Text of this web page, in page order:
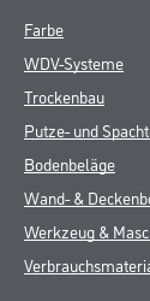
Farbe
WDV-Systeme
Trockenbau
Putze- und
Bodenbeläge
Wand- &
Werkzeug &